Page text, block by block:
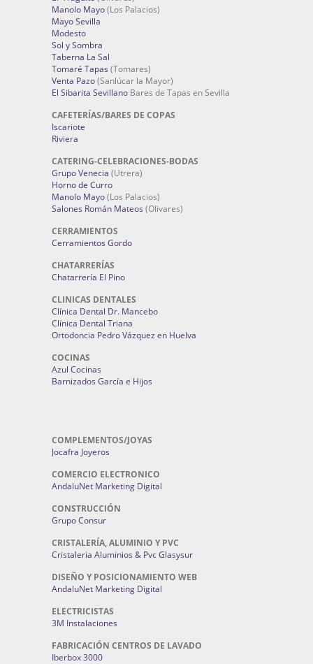
Manolo Mayo(Los Palacios)
Mayo Sevilla
Modesto
Sol y Sombra
Taberna La Sal
Tomaré Tapas (Tomares)
Venta Pazo(Sanlúcar la Mayor)
El Sibarita Sevillano Bares de Tapas en Sevilla
CAFETERÍAS/BARES DE COPAS
Iscariote
Riviera
CATERING-CELEBRACIONES-BODAS
Grupo Venecia (Utrera)
Horno de Curro
Manolo Mayo(Los Palacios)
Salones Román Mateos (Olivares)
CERRAMIENTOS
Cerramientos Gordo
CHATARRERÍAS
Chatarrería El Pino
CLINICAS DENTALES
Clínica Dental Dr. Mancebo
Clínica Dental Triana
Ortodoncia Pedro Vázquez en Huelva
COCINAS
Azul Cocinas
Barnizados García e Hijos
COMPLEMENTOS/JOYAS
Jocafra Joyeros
COMERCIO ELECTRONICO
AndaluNet Marketing Digital
CONSTRUCCIÓN
Grupo Consur
CRISTALERÍA, ALUMINIO Y PVC
Cristaleria Aluminios & Pvc Glasysur
DISEÑO Y POSICIONAMIENTO WEB
AndaluNet Marketing Digital
ELECTRICISTAS
3M Instalaciones
FABRICACIÓN CENTROS DE LAVADO
Iberbox 3000